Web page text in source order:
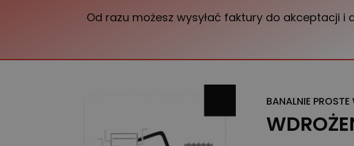
Od razu możesz wysyłać faktury do akceptacji i
BANALNIE PROSTE